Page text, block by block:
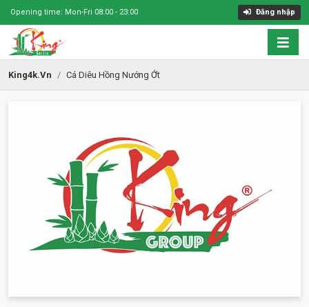
Opening time: Mon-Fri 08:00 - 23:00 Đăng nhập
King4k.vn Cá Diêu Hồng Nướng Ớt